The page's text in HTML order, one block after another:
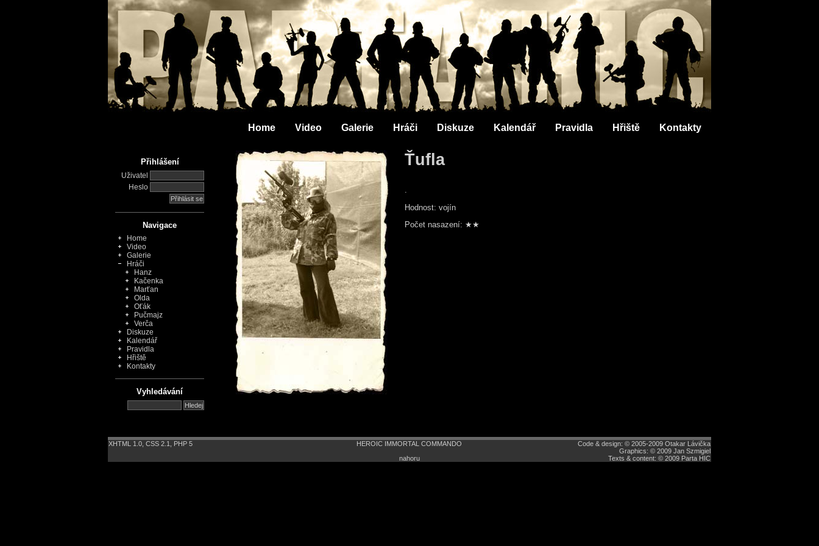
Home Video Galerie Hráči Diskuze Kalendář Pravidla Hřiště Kontakty
Přihlášení
Uživatel
Heslo
Navigace
Home
Video
Galerie
Hráči
Hanz
Kačenka
Marťan
Olda
Oťák
Pučmajz
Verča
Diskuze
Kalendář
Pravidla
Hřiště
Kontakty
Vyhledávání
Ťufla
.
Hodnost: vojín
Počet nasazení: ★★
XHTML 1.0 CSS 2.1 PHP 5
HEROIC IMMORTAL COMMANDO
nahoru
Code & design: © 2005-2009 Otakar Lávička
Graphics: © 2009 Jan Szmigiel
Texts & content: © 2009 Parta HIC